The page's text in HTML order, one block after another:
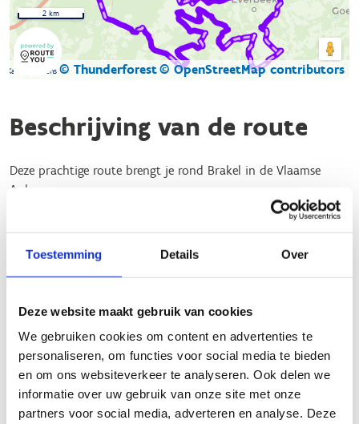
Toestemming Details Over
Deze website maakt gebruik van cookies
We gebruiken cookies om content en advertenties te
personaliseren, om functies voor social media te bieden
en om ons websiteverkeer te analyseren. Ook delen we
informatie over uw gebruik van onze site met onze
partners voor social media, adverteren en analyse. Deze
Kaartgegevens © Thunderforest© OpenStreetMap contributors
2 km
Beschrijving van de route
Deze prachtige route brengt je rond Brakel in de Vlaamse
Ardennen.
We rijden over glooiende heuvels, langs beboste hellingen en
een panoramisch uitzicht over het landschap. We rijden langs
de Everbeekse veldwegen en kronkelende, autoarme wegen.
terug onze startplaats te bereiken.
Vertrek en aankomst ruitercentrum Lindenhof, Oorloge 29 te
Brakel.